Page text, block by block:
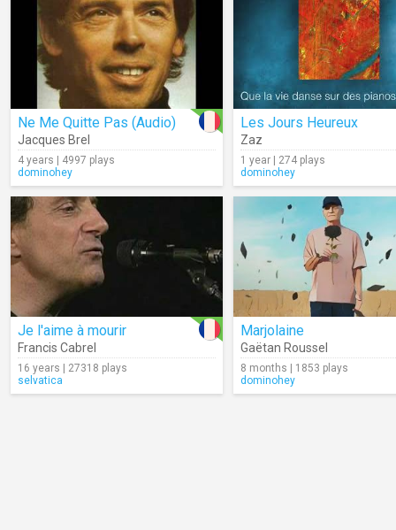
Ne Me Quitte Pas (Audio)
Jacques Brel
4 years | 4997 plays
dominohey
Les Jours Heureux
Zaz
1 year | 274 plays
dominohey
Je l'aime à mourir
Francis Cabrel
16 years | 27318 plays
selvatica
Marjolaine
Gaëtan Roussel
8 months | 1853 plays
dominohey